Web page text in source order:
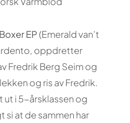
EP (Emerald van’t
oppdretter
Fredrik Berg Seim og
og ris av Fredrik.
ut i 5-årsklassen og
si at de sammen har